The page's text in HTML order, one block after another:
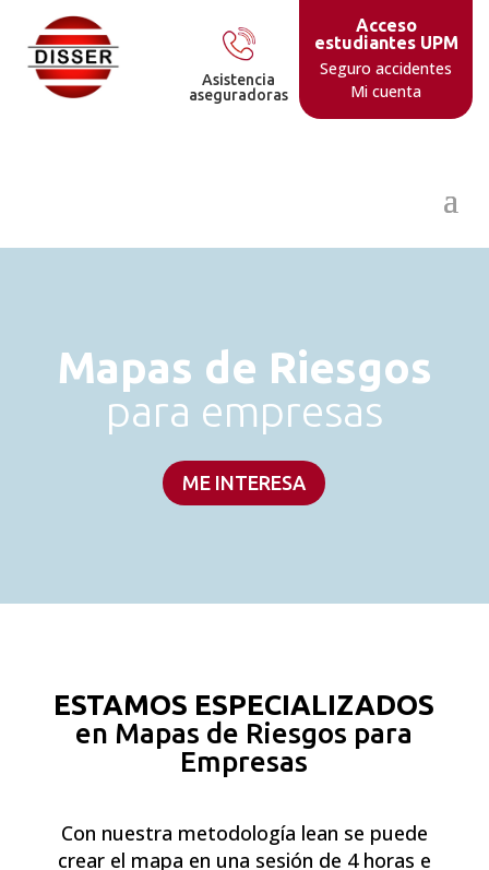
Asistencia
aseguradoras
Acceso
estudiantes UPM
Seguro accidentes
Mi cuenta
Mapas de Riesgos
para empresas
ME INTERESA
ESTAMOS ESPECIALIZADOS
en Mapas de Riesgos para
Empresas
Con nuestra metodología lean se puede
crear el mapa en una sesión de 4 horas e